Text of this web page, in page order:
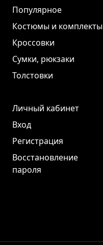
Популярное
Костюмы и комплекты
Кроссовки
Сумки, рюкзаки
Толстовки
Личный кабинет
Вход
Регистрация
Восстановление
пароля